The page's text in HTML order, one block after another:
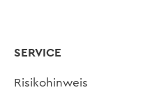
SERVICE
Risikohinweis